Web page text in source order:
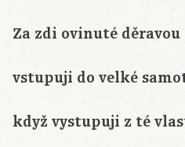
Za zdi ovinuté děravou
vstupuji do velké
když vystupuji z té